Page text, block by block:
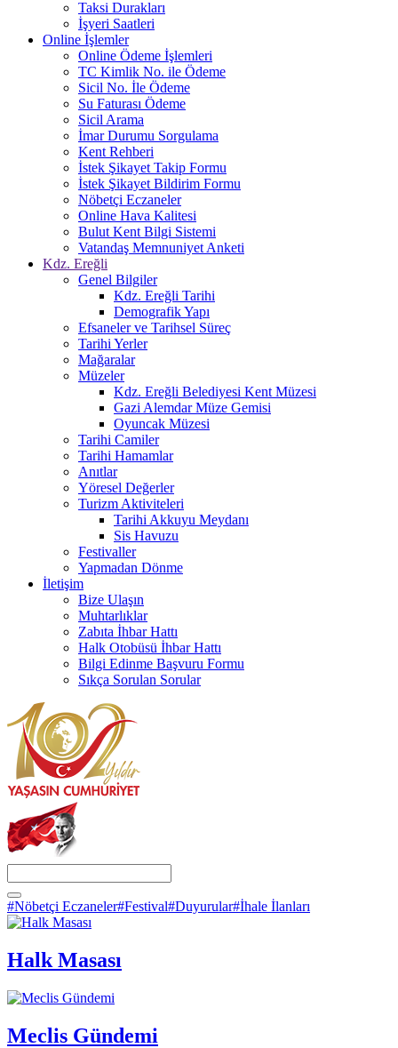
Taksi Durakları
İşyeri Saatleri
Online İşlemler
Online Ödeme İşlemleri
TC Kimlik No. ile Ödeme
Sicil No. İle Ödeme
Su Faturası Ödeme
Sicil Arama
İmar Durumu Sorgulama
Kent Rehberi
İstek Şikayet Takip Formu
İstek Şikayet Bildirim Formu
Nöbetçi Eczaneler
Online Hava Kalitesi
Bulut Kent Bilgi Sistemi
Vatandaş Memnuniyet Anketi
Kdz. Ereğli
Genel Bilgiler
Kdz. Ereğli Tarihi
Demografik Yapı
Efsaneler ve Tarihsel Süreç
Tarihi Yerler
Mağaralar
Müzeler
Kdz. Ereğli Belediyesi Kent Müzesi
Gazi Alemdar Müze Gemisi
Oyuncak Müzesi
Tarihi Camiler
Tarihi Hamamlar
Anıtlar
Yöresel Değerler
Turizm Aktiviteleri
Tarihi Akkuyu Meydanı
Sis Havuzu
Festivaller
Yapmadan Dönme
İletişim
Bize Ulaşın
Muhtarlıklar
Zabıta İhbar Hattı
Halk Otobüsü İhbar Hattı
Bilgi Edinme Başvuru Formu
Sıkça Sorulan Sorular
#Nöbetçi Eczaneler#Festival#Duyurular#İhale İlanları
Halk Masası
Meclis Gündemi